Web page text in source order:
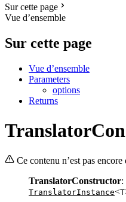
Sur cette page
Vue d’ensemble
Sur cette page
Vue d’ensemble
Parameters
options
Returns
Ce contenu n’est pas
TranslatorConstructor:
TranslatorInstance<T